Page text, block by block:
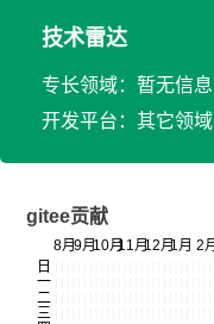
技术雷达
专长领域：暂无信息
开发平台：其它领域
gitee贡献